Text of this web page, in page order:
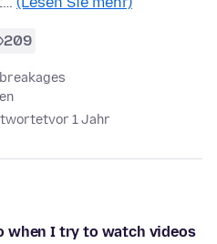
209
vor 1 Jahr
when I try to watch videos